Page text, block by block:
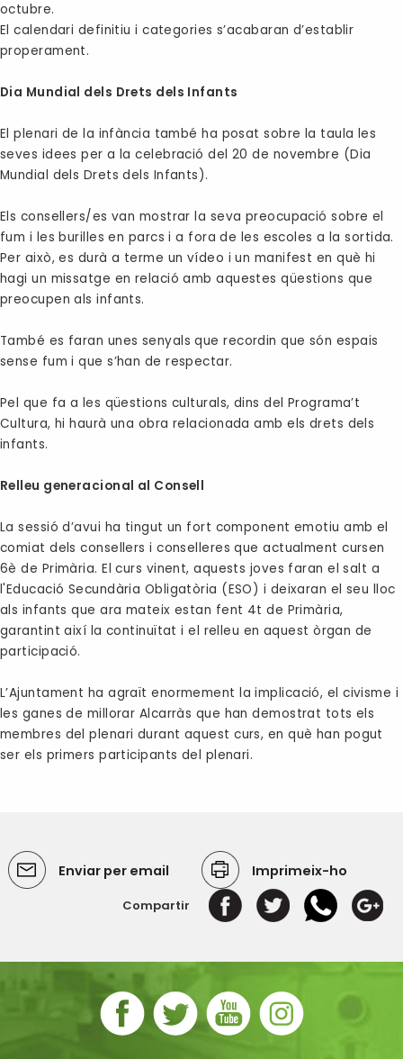
octubre.
El calendari definitiu i categories s’acabaran d’establir
properament.
Dia Mundial dels Drets dels Infants
El plenari de la infància també ha posat sobre la taula les
seves idees per a la celebració del 20 de novembre (Dia
Mundial dels Drets dels Infants).
Els consellers/es van mostrar la seva preocupació sobre el
fum i les burilles en parcs i a fora de les escoles a la sortida.
Per això, es durà a terme un vídeo i un manifest en què hi
hagi un missatge en relació amb aquestes qüestions que
preocupen als infants.
També es faran unes senyals que recordin que són espais
sense fum i que s’han de respectar.
Pel que fa a les qüestions culturals, dins del Programa’t
Cultura, hi haurà una obra relacionada amb els drets dels
infants.
Relleu generacional al Consell
La sessió d’avui ha tingut un fort component emotiu amb el
comiat dels consellers i conselleres que actualment cursen
6è de Primària. El curs vinent, aquests joves faran el salt a
l'Educació Secundària Obligatòria (ESO) i deixaran el seu lloc
als infants que ara mateix estan fent 4t de Primària,
garantint així la continuïtat i el relleu en aquest òrgan de
participació.
L’Ajuntament ha agraït enormement la implicació, el civisme i
les ganes de millorar Alcarràs que han demostrat tots els
membres del plenari durant aquest curs, en què han pogut
ser els primers participants del plenari.
Enviar per email Imprimeix-ho
Compartir